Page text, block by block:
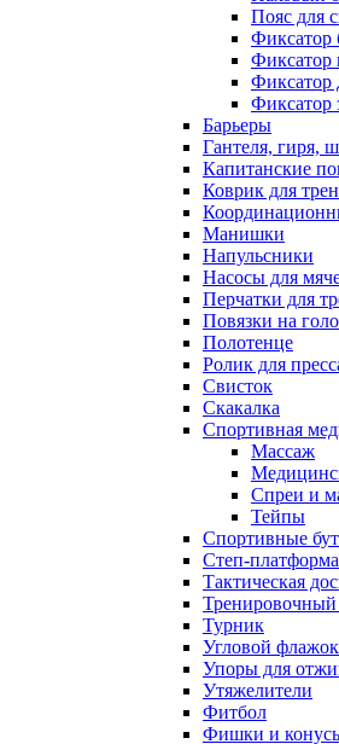
Пояс для
Фиксатор
Фиксатор
Фиксатор
Фиксатор
Барьеры
Гантеля, гиря,
Капитанские
Коврик для
Манишки
Напульсники
Насосы для
Перчатки для
Повязки на
Полотенце
Ролик для
Свисток
Скакалка
Спортивная
Массаж
Спреи и
Тейпы
Спортивные
Степ-платформа
Тактическая
Тренировочный
Турник
Угловой флажок
Упоры для
Утяжелители
Фитбол
Фишки и